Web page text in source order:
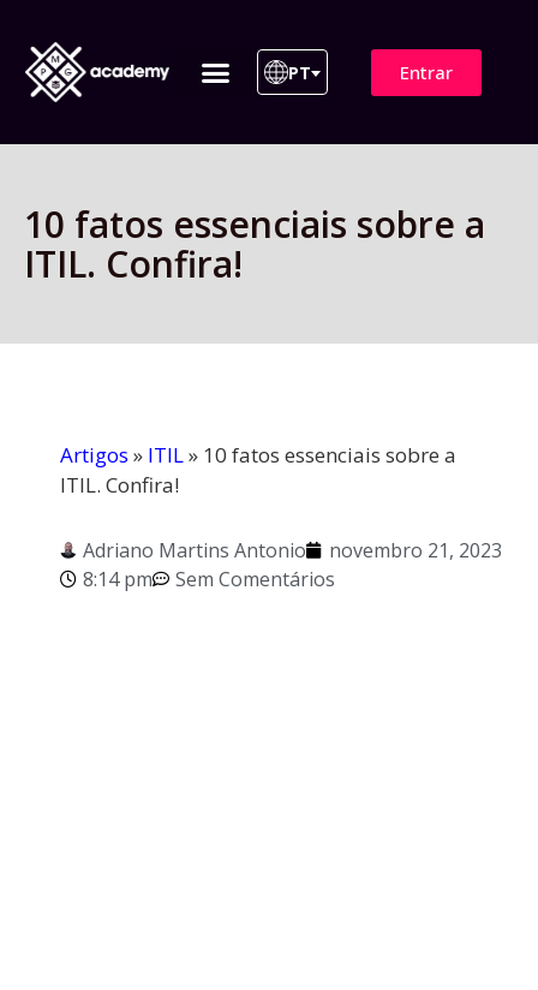
PT Entrar
10 fatos essenciais sobre a
ITIL. Confira!
Artigos » ITIL» 10 fatos essenciais sobre a
ITIL. Confira!
Adriano Martins Antonio
novembro 21, 2023
8:14 pm
Sem Comentários